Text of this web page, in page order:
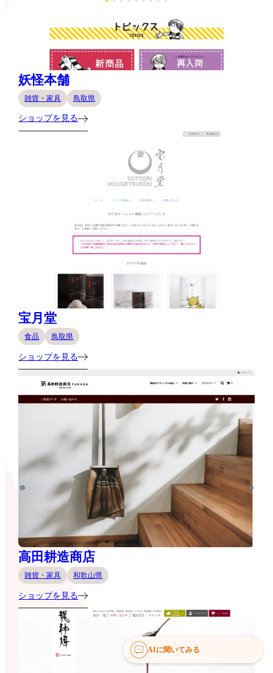
妖怪本舗
雑貨・家具 鳥取県
ショップを見る
宝月堂
食品 鳥取県
ショップを見る
高田耕造商店
雑貨・家具 和歌山県
ショップを見る
AIに聞いてみる